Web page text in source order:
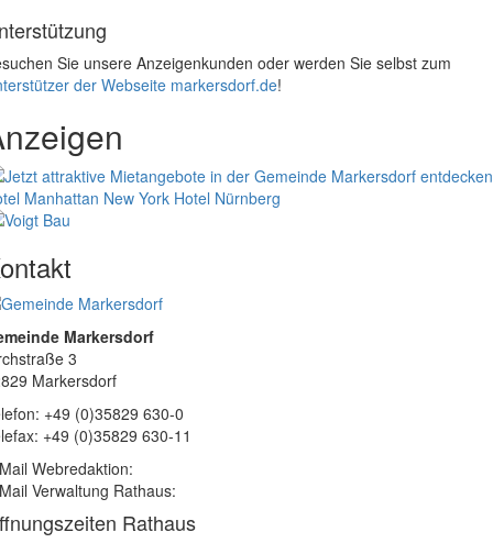
Sie unsere Anzeigenkunden oder werden Sie selbst zum
der Webseite markersdorf.de!
Manhattan New York Hotel Nürnberg
Markersdorf
3
Markersdorf
+49 (0)35829 630-0
+49 (0)35829 630-11
Webredaktion:
Verwaltung Rathaus:
Rathaus